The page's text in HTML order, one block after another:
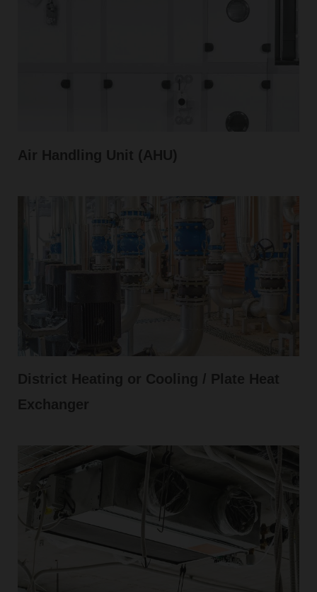
Air Handling Unit (AHU)
District Heating or Cooling / Plate Heat
Exchanger